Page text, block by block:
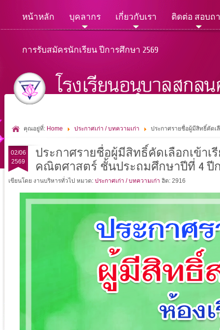
หน้าหลัก บุคลากร เกี่ยวกับเรา ติดต่อ สอบถ
การรับสมัครนักเรียน ปีการศึกษา 2569
คุณอยู่ที่: Home ประกาศเก่า / บทความเก่า ประกาศรายชื่อผู้มีสิทธิ์คัดเ
02/06
2569
ประกาศรายชื่อผู้มีสิทธิ์คัดเลือกเข้าเ
คณิตศาสตร์ ชั้นประถมศึกษาปีที่ 4 ปีก
เขียนโดย งานบริหารทั่วไป หมวด: ประกาศเก่า / บทความเก่า ฮิต: 2916